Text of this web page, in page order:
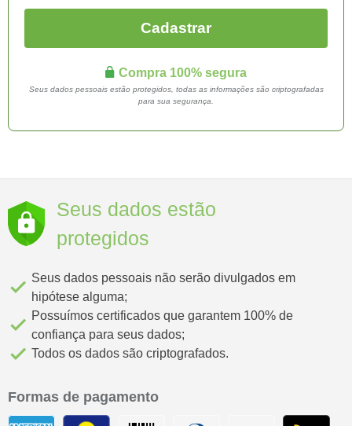
Cadastrar
Compra 100% segura
Seus dados pessoais estão protegidos, todas as informações são criptografadas
para sua segurança.
Seus dados estão
protegidos
done Seus dados pessoais não serão divulgados em
hipótese alguma;
done Possuímos certificados que garantem 100% de
confiança para seus dados;
done Todos os dados são criptografados.
Formas de pagamento